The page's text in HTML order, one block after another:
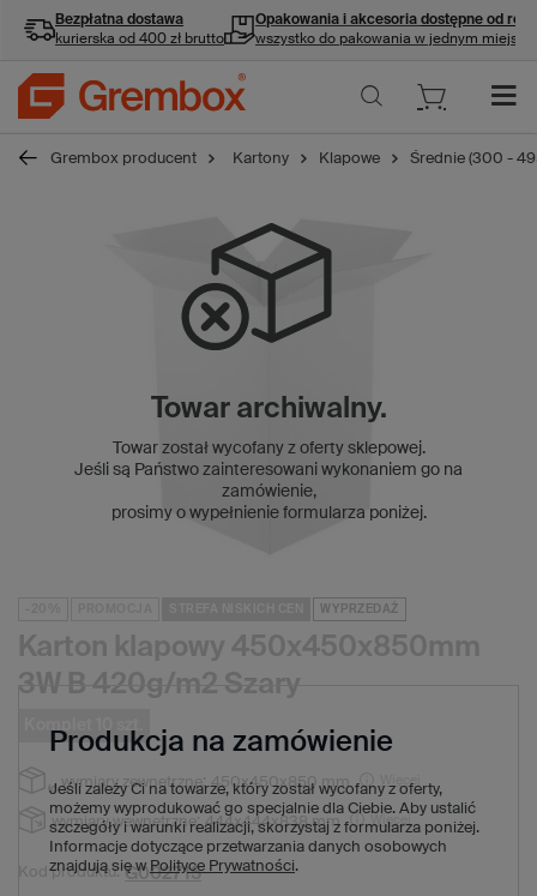
Bezpłatna dostawa
kurierska od 400 zł brutto
Opakowania i akcesoria dostępne od ręki
wszystko do pakowania w jednym miejscu
Grembox producent Kartony Klapowe Średnie (300 -
Towar archiwalny.
Towar został wycofany z oferty sklepowej.
Jeśli są Państwo zainteresowani wykonaniem go na
zamówienie,
prosimy o wypełnienie formularza poniżej.
Produkcja na zamówienie
Jeśli zależy Ci na towarze, który został wycofany z oferty,
możemy wyprodukować go specjalnie dla Ciebie. Aby ustalić
szczegóły i warunki realizacji, skorzystaj z formularza poniżej.
Informacje dotyczące przetwarzania danych osobowych
znajdują się w Polityce Prywatności.
WYPRZEDAŻ
Karton klapowy 450x450x850mm
3W B 420g/m2 Szary
wymiary zewnętrzne: 450x450x850 mm
wymiary wewnętrzne: 444x444x838 mm Więcej
Kod produktu: G002715